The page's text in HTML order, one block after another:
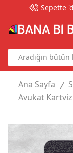
Sepette
Ana Sayfa /
Avukat